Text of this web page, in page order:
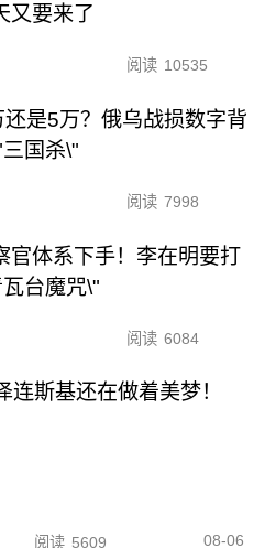
又要来了
阅读 10535
还是5万？俄乌战损数字背
国杀\"
阅读 7998
官体系下手！李在明要打
台魔咒\"
阅读 6084
连斯基还在做着美梦！
阅读 5609 08-06